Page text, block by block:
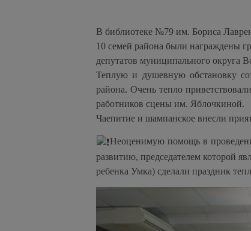
В библиотеке №79 им. Бориса
10 семей района были награждены
депутатов муниципального округа
Теплую и душевную обстановку
района. Очень тепло
работников сцены им. Яблочкиной.
Чаепитие и шампанское внесли
Неоценимую помощь в
развитию, председателем которой
ребенка Умка) сделали праздник